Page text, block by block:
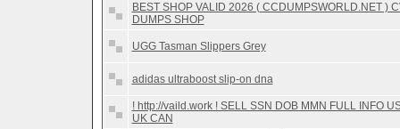
BEST SHOP VALID 2026 ( CCDUMPSWORLD.NET )
DUMPS SHOP
UGG Tasman Slippers Grey
adidas ultraboost slip-on dna
! http://vaild.work ! SELL SSN DOB MMN FULL INFO
UK CAN